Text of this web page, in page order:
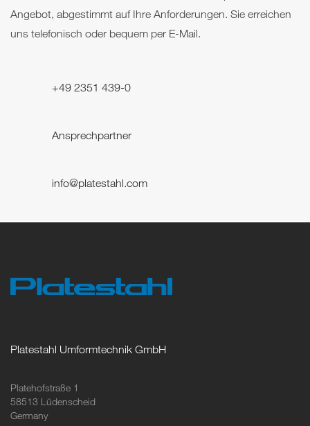
Angebot, abgestimmt auf Ihre Anforderungen. Sie erreichen
uns telefonisch oder bequem per E-Mail.
+49 2351 439-0
Ansprechpartner
info@platestahl.com
Platestahl Umformtechnik GmbH
Platehofstraße 1
58513 Lüdenscheid
Germany